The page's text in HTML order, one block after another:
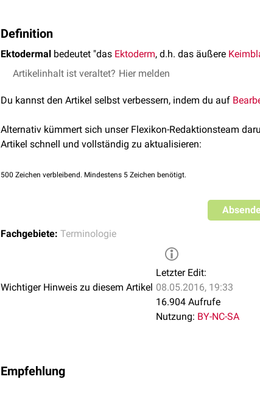
Definition
Ektodermal bedeutet "das Ektoderm, d.h. das äußere
Artikelinhalt ist veraltet? Hier melden
Du kannst den Artikel selbst verbessern, indem du auf
Alternativ kümmert sich unser Flexikon-Redaktionsteam
Artikel schnell und vollständig zu aktualisieren:
500 Zeichen verbleibend. Mindestens 5 Zeichen benötigt.
Fachgebiete: Terminologie
Wichtiger Hinweis zu diesem Artikel
Letzter Edit:
08.05.2016, 19:33
16.904 Aufrufe
Nutzung: BY-NC-SA
Empfehlung